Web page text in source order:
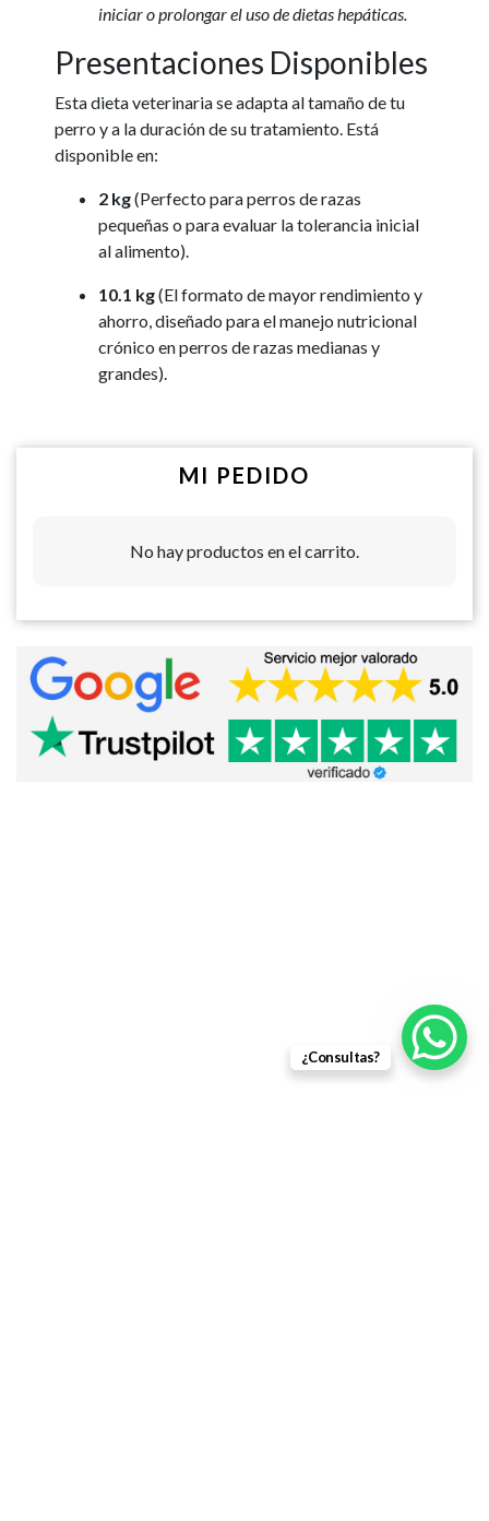
iniciar o prolongar el uso de dietas hepáticas.
Presentaciones Disponibles
Esta dieta veterinaria se adapta al tamaño de tu
perro y a la duración de su tratamiento. Está
disponible en:
2 kg(Perfecto para perros de razas
pequeñas o para evaluar la tolerancia inicial
al alimento).
10.1 kg(El formato de mayor rendimiento y
ahorro, diseñado para el manejo nutricional
crónico en perros de razas medianas y
grandes).
MI PEDIDO
No hay productos en el carrito.
¿Consultas?